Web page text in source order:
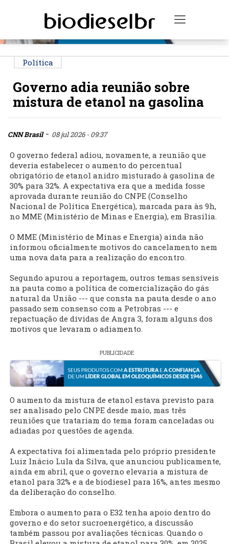
Toggle
Política
Governo adia reunião sobre
mistura de etanol na gasolina
CNN Brasil- 08 jul 2026 - 09:37
O governo federal adiou, novamente, a reunião que
deveria estabelecer o aumento do percentual
obrigatório de etanol anidro misturado à gasolina de
30% para 32%. A expectativa era que a medida fosse
aprovada durante reunião do CNPE (Conselho
Nacional de Política Energética), marcada para às 9h,
no MME (Ministério de Minas e Energia), em Brasília.
O MME (Ministério de Minas e Energia) ainda não
informou oficialmente motivos do cancelamento nem
uma nova data para a realização do encontro.
Segundo apurou a reportagem, outros temas sensíveis
na pauta como a política de comercialização do gás
natural da União --- que consta na pauta desde o ano
passado sem consenso com a Petrobras --- e
repactuação de dívidas de Angra 3, foram alguns dos
motivos que levaram o adiamento.
PUBLICIDADE
O aumento da mistura de etanol estava previsto para
ser analisado pelo CNPE desde maio, mas três
reuniões que tratariam do tema foram canceladas ou
adiadas por questões de agenda.
A expectativa foi alimentada pelo próprio presidente
Luiz Inácio Lula da Silva, que anunciou publicamente,
ainda em abril, que o governo elevaria a mistura de
etanol para 32% e a de biodiesel para 16%, antes mesmo
da deliberação do conselho.
Embora o aumento para o E32 tenha apoio dentro do
governo e do setor sucroenergético, a discussão
também passou por avaliações técnicas. Quando o